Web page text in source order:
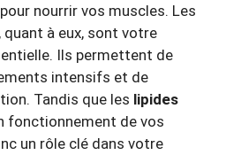
nourrir vos muscles. Les
quant à eux, sont votre
Ils permettent de
intensifs et de
Tandis que les lipides
fonctionnement de vos
un rôle clé dans votre